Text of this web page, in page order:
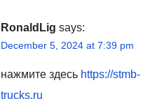
RonaldLig says:
December 5, 2024 at 7:39 pm
нажмите здесь https://stmb-
trucks.ru